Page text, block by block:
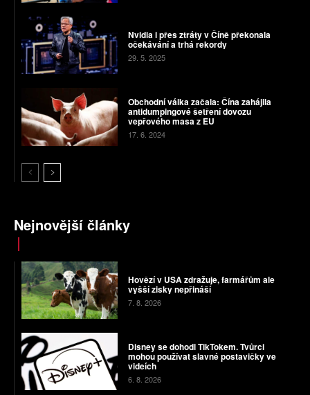
Nvidia i přes ztráty v Číně překonala
očekávání a trhá rekordy
29. 5. 2025
Obchodní válka začala: Čína zahájila
antidumpingové šetření dovozu
vepřového masa z EU
17. 6. 2024
Nejnovější články
Hovězí v USA zdražuje, farmářům ale
vyšší zisky nepřináší
7. 8. 2026
Disney se dohodl TikTokem. Tvůrci
mohou používat slavné postavičky ve
videích
6. 8. 2026